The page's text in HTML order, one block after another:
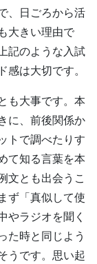
、日ごろから活
大きい理由で
記のような入試
感は大切です。
も大事です。本
に、前後関係か
トで調べたりす
て知る言葉を本
文とも出会うこ
ず「真似して使
やラジオを聞く
た時と同じよう
うです。思い起